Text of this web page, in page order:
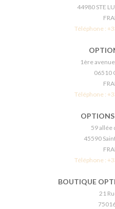
44980 STE
Téléphone :
1ère
06510
Téléphone :
59 allée
45590
Téléphone :
BOUTIQUE
21